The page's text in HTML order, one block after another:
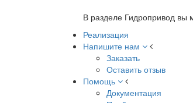
В разделе Гидропривод вы
Реализация
Напишите нам
Заказать
Оставить отзыв
Помощь
Документация